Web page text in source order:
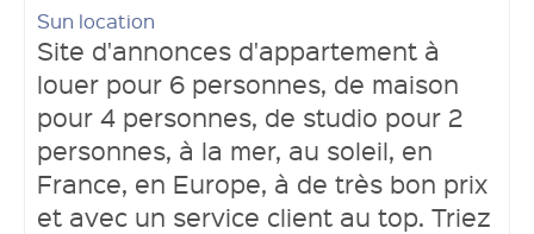
Sun location
Site d'annonces d'appartement à
louer pour 6 personnes, de maison
pour 4 personnes, de studio pour 2
personnes, à la mer, au soleil, en
France, en Europe, à de très bon prix
et avec un service client au top. Triez